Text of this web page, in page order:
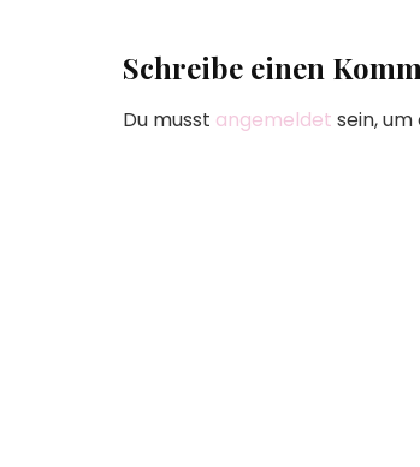
Schreibe einen
Du musst angemeldet sein,